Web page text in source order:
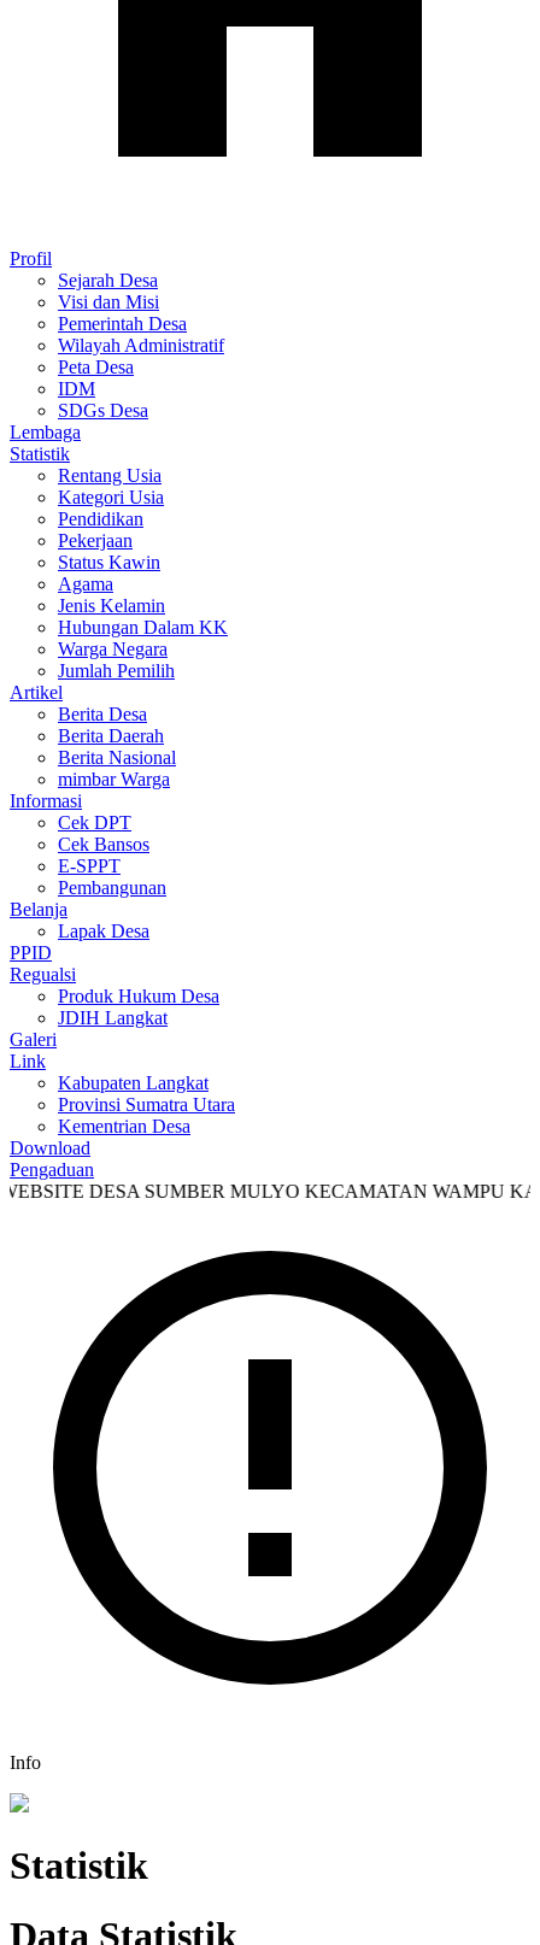
Profil
Sejarah Desa
Visi dan Misi
Pemerintah Desa
Wilayah Administratif
Peta Desa
IDM
SDGs Desa
Lembaga
Statistik
Rentang Usia
Kategori Usia
Pendidikan
Pekerjaan
Status Kawin
Agama
Jenis Kelamin
Hubungan Dalam KK
Warga Negara
Jumlah Pemilih
Artikel
Berita Desa
Berita Daerah
Berita Nasional
mimbar Warga
Informasi
Cek DPT
Cek Bansos
E-SPPT
Pembangunan
Belanja
Lapak Desa
PPID
Regualsi
Produk Hukum Desa
JDIH Langkat
Galeri
Link
Kabupaten Langkat
Provinsi Sumatra Utara
Kementrian Desa
Download
Pengaduan
DESA SUMBER MULYO KECAMATAN WAMPU
Info
Statistik
Data Statistik